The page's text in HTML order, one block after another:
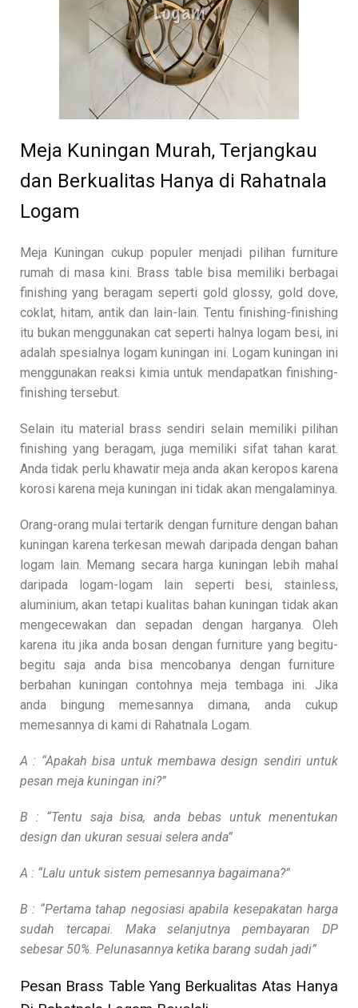
Meja Kuningan Murah, Terjangkau
dan Berkualitas Hanya di Rahatnala
Logam
Meja Kuningan cukup populer menjadi pilihan furniture
rumah di masa kini. Brass table bisa memiliki berbagai
finishing yang beragam seperti gold glossy, gold dove,
coklat, hitam, antik dan lain-lain. Tentu finishing-finishing
itu bukan menggunakan cat seperti halnya logam besi, ini
adalah spesialnya logam kuningan ini. Logam kuningan ini
menggunakan reaksi kimia untuk mendapatkan finishing-
finishing tersebut.
Selain itu material brass sendiri selain memiliki pilihan
finishing yang beragam, juga memiliki sifat tahan karat.
Anda tidak perlu khawatir meja anda akan keropos karena
korosi karena meja kuningan ini tidak akan mengalaminya.
Orang-orang mulai tertarik dengan furniture dengan bahan
kuningan karena terkesan mewah daripada dengan bahan
logam lain. Memang secara harga kuningan lebih mahal
daripada logam-logam lain seperti besi, stainless,
aluminium, akan tetapi kualitas bahan kuningan tidak akan
mengecewakan dan sepadan dengan harganya. Oleh
karena itu jika anda bosan dengan furniture yang begitu-
begitu saja anda bisa mencobanya dengan furniture
berbahan kuningan contohnya meja tembaga ini. Jika
anda bingung memesannya dimana, anda cukup
memesannya di kami di Rahatnala Logam.
A : “Apakah bisa untuk membawa design sendiri untuk
pesan meja kuningan ini?”
B : “Tentu saja bisa, anda bebas untuk menentukan
design dan ukuran sesuai selera anda”
A : “Lalu untuk sistem pemesannya bagaimana?”
B : “Pertama tahap negosiasi apabila kesepakatan harga
sudah tercapai. Maka selanjutnya pembayaran DP
sebesar 50%. Pelunasannya ketika barang sudah jadi”
Pesan Brass Table Yang Berkualitas Atas Hanya